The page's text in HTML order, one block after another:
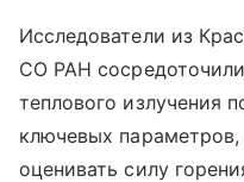
Исследователи из
СО РАН
теплового излучения
ключевых
оценивать силу